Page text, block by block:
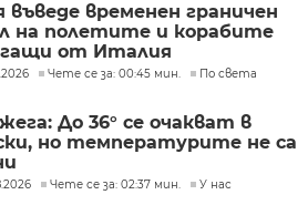
въведе временен граничен
на полетите и корабите
от Италия
Чете се за: 00:45 мин. По света
До 36° се очакват в
но температурите не са
Чете се за: 02:37 мин. У нас